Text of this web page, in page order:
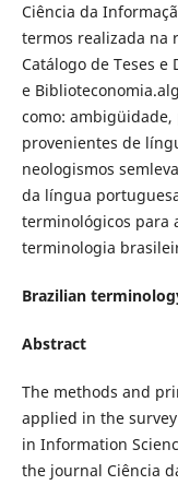
Ciência da
termos realizada na
Catálogo de Teses e
e
como: ambigüidade,
provenientes de
neologismos
da língua
terminológicos para
terminologia
Brazilian
Abstract
The methods and
applied in the
in Information
the journal Ciência